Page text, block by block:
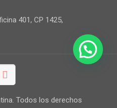
401, CP 1425,
Todos los derechos